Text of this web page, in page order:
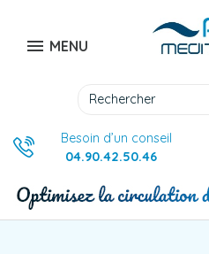
 MENU
Besoin d’un conseil
04.90.42.50.46